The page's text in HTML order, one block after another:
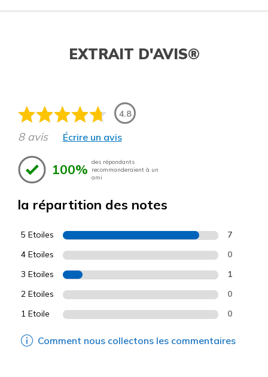
EXTRAIT D'AVIS®
4.8
8 avis Écrire un avis
100% des répondants
recommanderaient à un
ami
la répartition des notes
5 Etoiles 7
4 Etoiles 0
3 Etoiles 1
2 Etoiles 0
1 Etoile 0
Comment nous collectons les commentaires